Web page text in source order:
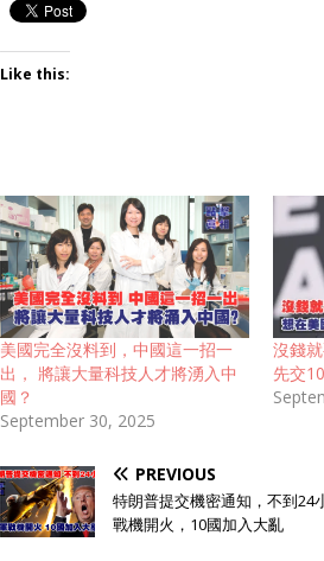
Like this:
美國完全沒料到，中國這一招一
出， 將讓大量科技人才將湧入中
國？
September 30, 2025
沒錢
先交
PREVIOUS
特朗普提交機密通知，不到24
戰機開火，10國加入大亂